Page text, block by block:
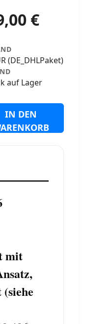
€
(DE_DHLPaket)
auf Lager
IN DEN
mit